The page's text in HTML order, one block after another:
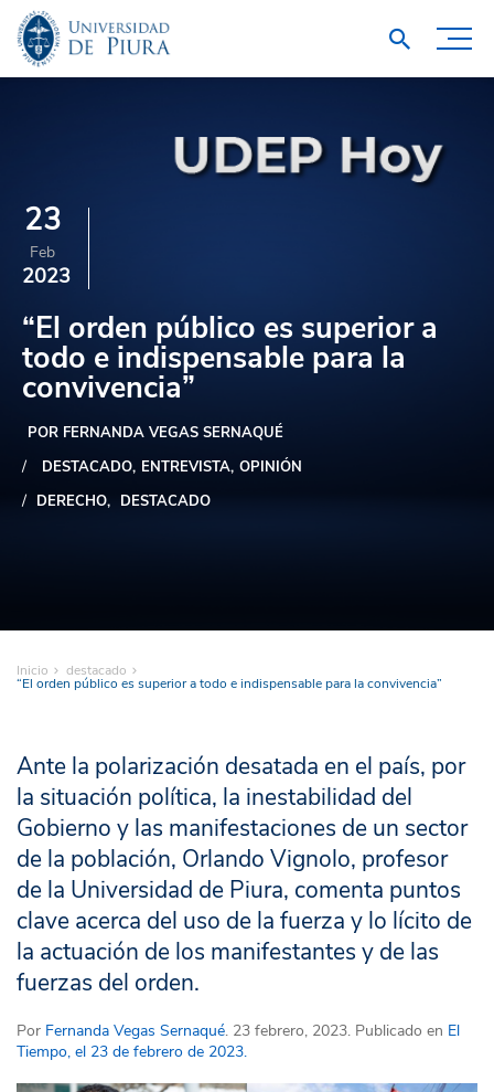
23
Feb
2023
“El orden público es superior a
todo e indispensable para la
convivencia”
POR FERNANDA VEGAS SERNAQUÉ
DESTACADO ENTREVISTA OPINIÓN
DERECHO
DESTACADO
Inicio destacado
“El orden público es superior a todo e indispensable para la convivencia”
Ante la polarización desatada en el país, por
la situación política, la inestabilidad del
Gobierno y las manifestaciones de un sector
de la población, Orlando Vignolo, profesor
de la Universidad de Piura, comenta puntos
clave acerca del uso de la fuerza y lo lícito de
la actuación de los manifestantes y de las
fuerzas del orden.
Por Fernanda Vegas Sernaqué. 23 febrero, 2023. Publicado en El
Tiempo, el 23 de febrero de 2023.